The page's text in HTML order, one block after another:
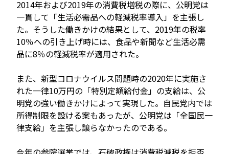
2014年および2019年の消費税増税の際に、公明党は
一貫して「生活必需品への軽減税率導入」を主張し
た。そうした働きかけの結果として、2019年の税率
10％への引き上げ時には、食品や新聞など生活必需
品に8％の軽減税率が適用された。
また、新型コロナウイルス問題時の2020年に実施さ
れた一律10万円の「特別定額給付金」の支給は、公
明党の強い働きかけによって実現した。自民党内では
所得制限を設ける案もあったが、公明党は「全国民一
律支給」を主張し譲らなかったのである。